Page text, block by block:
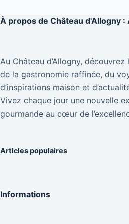
À propos de Château d'Allogny :
Au Château d’Allogny, découvrez
de la gastronomie raffinée, du
d’inspirations maison et
Vivez chaque jour une nouvelle
gourmande au cœur de
Articles populaires
Informations